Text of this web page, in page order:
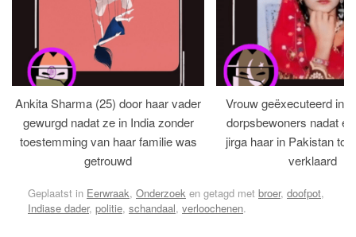
Ankita Sharma (25) door haar vader
gewurgd nadat ze in India zonder
toestemming van haar familie was
getrouwd
Vrouw geëxecuteerd in
dorpsbewoners nadat
jirga haar in Pakistan tot
verklaard
Geplaatst in Eerwraak, Onderzoek en getagd met broer, doofpot,
Indiase dader, politie, schandaal, verloochenen.